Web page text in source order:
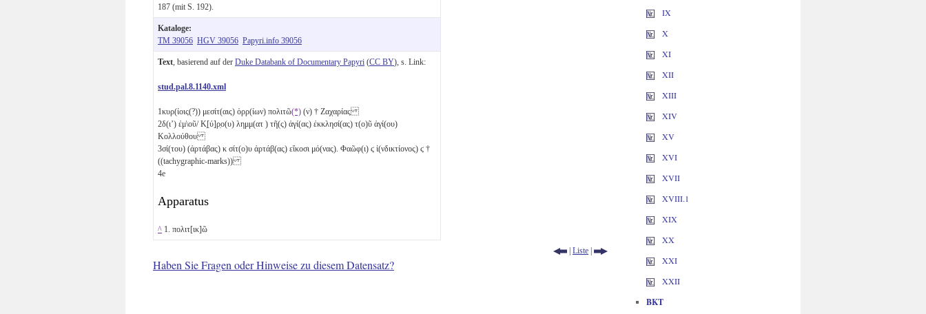
187 (mit S. 192).
Kataloge:
TM 39056 HGV 39056 Papyri.info 39056
Text , basierend auf der Duke Databank of Documentary Papyri (CC BY), s. Link:
stud.pal.8.1140.xml
1κυρ(ίοις(?)) μεσίτ(αις) ὁρρ(ίων) πολιτῶ(*) (ν) † Ζαχαρίας
2δ(ιʼ) ἐμ\οῦ/ Κ̣[ύ]ρ̣ο(υ) λημμ(ατ ) τῆ(ς) ἁγί(ας) ἐκκλησί(ας) τ(ο)ῦ ἁγί(ου)
Κολλούθου
3σί(του) (ἀρτάβας) κ σίτ(ο)υ ἀρτάβ(ας) εἴκοσι μό(νας). Φαῶφ(ι) ϛ ἰ(νδικτίονος) ϛ †
((tachygraphic-marks))
4e
Apparatus
^ 1. πολιτ[ικ]ῶ
| Liste |
Haben Sie Fragen oder Hinweise zu diesem Datensatz?
IX
X
XI
XII
XIII
XIV
XV
XVI
XVII
XVIII.1
XIX
XX
XXI
XXII
BKT